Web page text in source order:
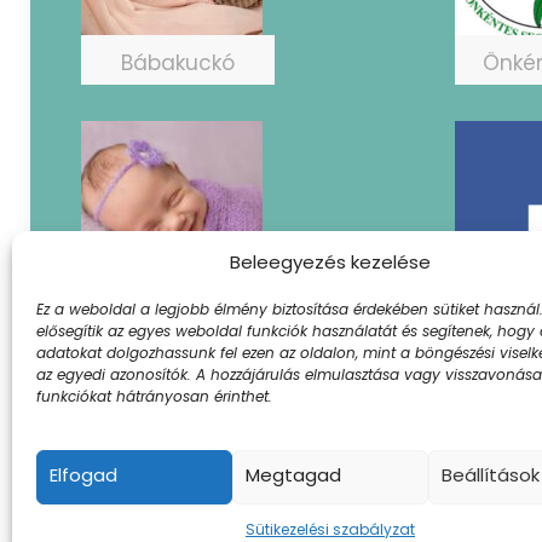
Beleegyezés kezelése
Ez a weboldal a legjobb élmény biztosítása érdekében sütiket
elősegítik az egyes weboldal funkciók használatát és segítenek, hogy
adatokat dolgozhassunk fel ezen az oldalon, mint a böngészési
az egyedi azonosítók. A hozzájárulás elmulasztása vagy
funkciókat hátrányosan érinthet.
Elfogad Megtagad Beállítások
Sütikezelési szabályzat
Bábakuckó
PICifészek
© 2024 Szent Borbála Kórház.